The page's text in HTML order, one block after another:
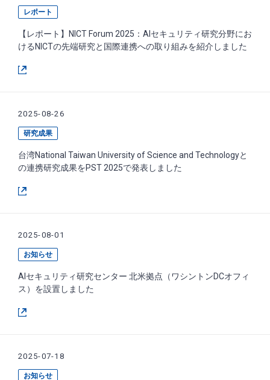
レポート
【レポート】NICT Forum 2025：AIセキュリティ研究分野にお
けるNICTの先端研究と国際連携への取り組みを紹介しました
2025-08-26
研究成果
台湾National Taiwan University of Science and Technologyと
の連携研究成果をPST 2025で発表しました
2025-08-01
お知らせ
AIセキュリティ研究センター 北米拠点（ワシントンDCオフィ
ス）を設置しました
2025-07-18
お知らせ